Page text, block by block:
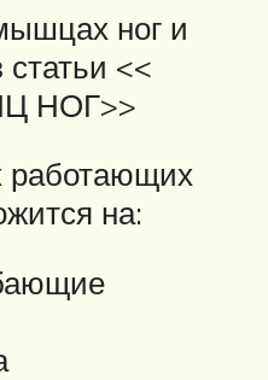
ног и
<<
НОГ>>
работающих
на: